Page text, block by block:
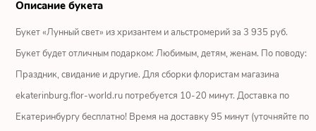
Кустовые розы
Альстромерии
Описание букета
Букет «Лунный свет» из хризантем и альстромерий за 3 935 руб.
Букет будет отличным подарком: Любимым, детям, женам. По поводу:
Праздник, свидание и другие. Для сборки флористам магазина
ekaterinburg.flor-world.ru потребуется 10-20 минут. Доставка по
Екатеринбургу бесплатно! Время на доставку 95 минут (уточняйте по